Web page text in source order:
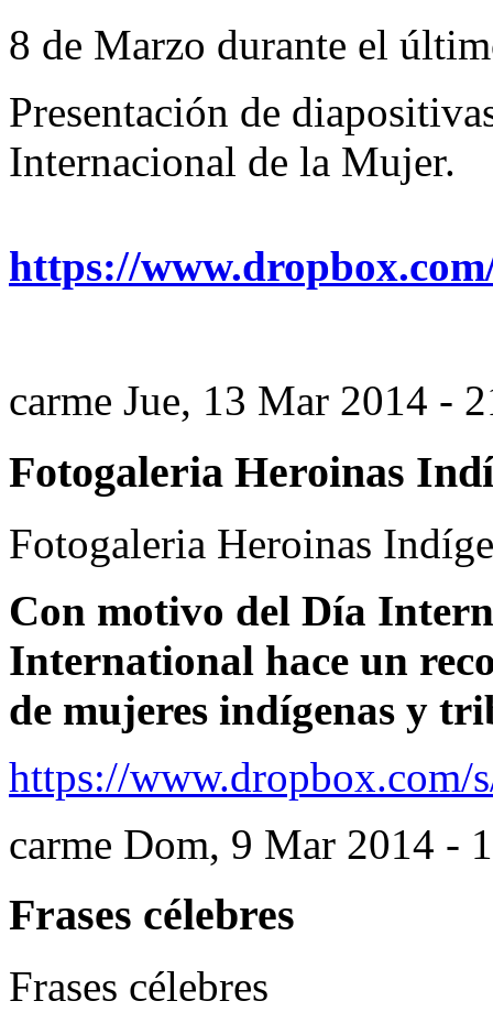
8 de Marzo durante el
Presentación de
Internacional de la Mujer.
https://
carme Jue, 13 Mar 2014 -
Fotogaleria Heroinas
Fotogaleria Heroinas
Con motivo del Día
International hace un
de mujeres indígenas y
https://www.dropbox.com/
carme Dom, 9 Mar 2014 -
Frases célebres
Frases célebres